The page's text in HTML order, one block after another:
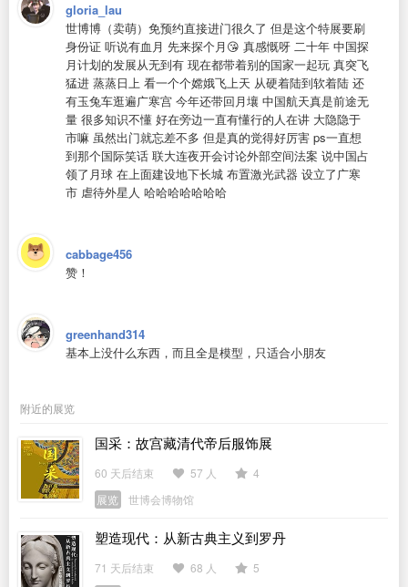
gloria_lau
世博博（卖萌）免预约直接进门很久了 但是这个特展要刷
身份证 听说有血月 先来探个月😘 真感慨呀 二十年 中国探
月计划的发展从无到有 现在都带着别的国家一起玩 真突飞
猛进 蒸蒸日上 看一个个嫦娥飞上天 从硬着陆到软着陆 还
有玉兔车逛遍广寒宫 今年还带回月壤 中国航天真是前途无
量 很多知识不懂 好在旁边一直有懂行的人在讲 大隐隐于
市嘛 虽然出门就忘差不多 但是真的觉得好厉害 ps一直想
到那个国际笑话 联大连夜开会讨论外部空间法案 说中国占
领了月球 在上面建设地下长城 布置激光武器 设立了广寒
市 虐待外星人 哈哈哈哈哈哈哈
cabbage456
赞！
greenhand314
基本上没什么东西，而且全是模型，只适合小朋友
附近的展览
国采：故宫藏清代帝后服饰展
60 天后结束 57 人
4
展览
世博会博物馆
塑造现代：从新古典主义到罗丹
71 天后结束 68 人
5